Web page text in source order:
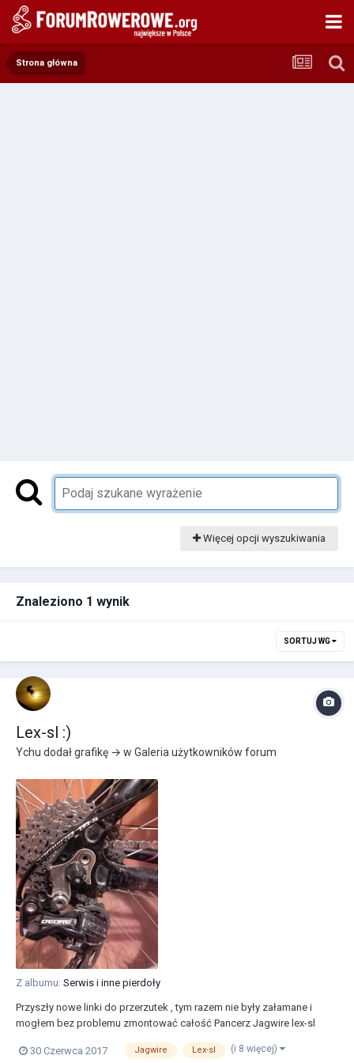
Strona główna
Więcej opcji wyszukiwania
Znaleziono 1 wynik
SORTUJ WG
Lex-sl :)
Ychu dodał grafikę → w Galeria użytkowników forum
Z albumu: Serwis i inne pierdoły
Przyszły nowe linki do przerzutek , tym razem nie były załamane i
mogłem bez problemu zmontować całość Pancerz Jagwire lex-sl
uszczelniane Końcówki linek unex Wszystko chodzi mega dobrze.
30 Czerwca 2017 Jagwire Lex-sl (i 8 więcej)